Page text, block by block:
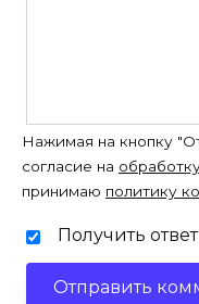
Нажимая на кнопку
согласие на
принимаю политику
Получить